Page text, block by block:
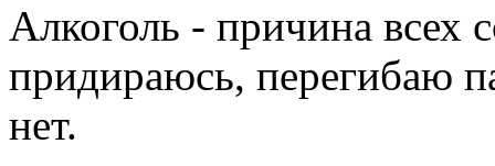
Алкоголь - причина всех
придираюсь, перегибаю
нет.